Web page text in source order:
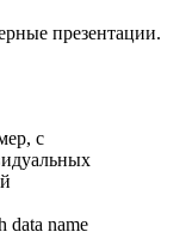
презентации.
с
data name